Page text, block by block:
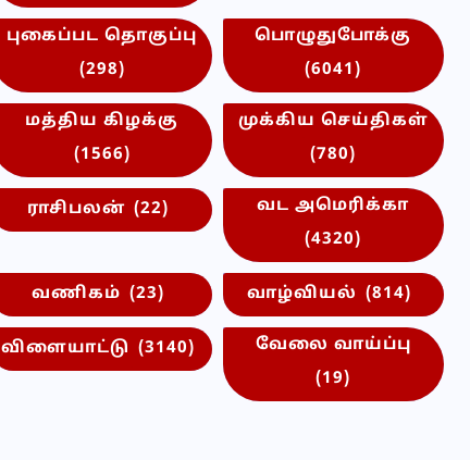
புகைப்பட தொகுப்பு
(298)
பொழுதுபோக்கு
(6041)
மத்திய கிழக்கு
(1566)
முக்கிய செய்திகள்
(780)
ராசிபலன் (22)
வட அமெரிக்கா
(4320)
வணிகம் (23) வாழ்வியல் (814)
விளையாட்டு (3140)
வேலை வாய்ப்பு
(19)